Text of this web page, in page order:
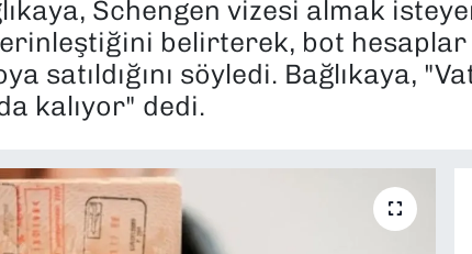
Schengen vizesi almak
belirterek, bot hesaplar
satıldığını söyledi. Bağlıkaya,
kalıyor" dedi.